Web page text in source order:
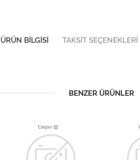
ÜRÜN BILGISI TAKSIT SEÇENEKLERI
BENZER ÜRÜNLER